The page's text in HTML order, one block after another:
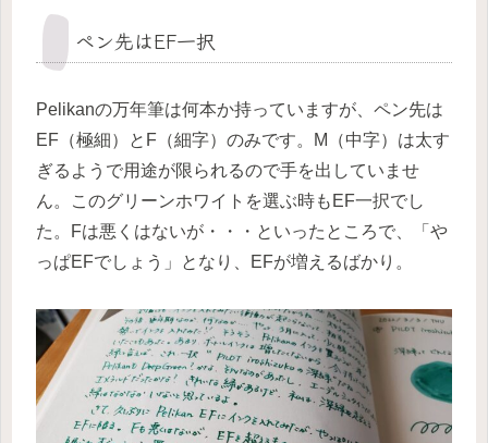
ペン先はEF一択
Pelikanの万年筆は何本か持っていますが、ペン先は
EF（極細）とF（細字）のみです。M（中字）は太す
ぎるようで用途が限られるので手を出していませ
ん。このグリーンホワイトを選ぶ時もEF一択でし
た。Fは悪くはないが・・・といったところで、「や
っぱEFでしょう」となり、EFが増えるばかり。